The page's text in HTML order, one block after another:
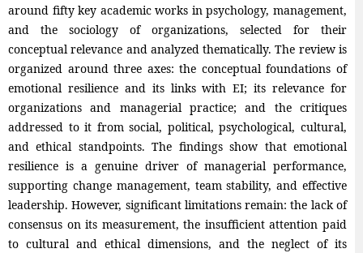
around fifty key academic works in psychology, management,
and the sociology of organizations, selected for their
conceptual relevance and analyzed thematically. The review is
organized around three axes: the conceptual foundations of
emotional resilience and its links with EI; its relevance for
organizations and managerial practice; and the critiques
addressed to it from social, political, psychological, cultural,
and ethical standpoints. The findings show that emotional
resilience is a genuine driver of managerial performance,
supporting change management, team stability, and effective
leadership. However, significant limitations remain: the lack of
consensus on its measurement, the insufficient attention paid
to cultural and ethical dimensions, and the neglect of its